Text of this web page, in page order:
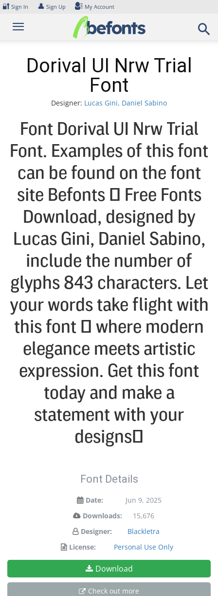
Skip
content
🔐 Sign In 👤 Sign Up My Account
Dorival UI Nrw Trial
Font
Designer: Lucas Gini, Daniel Sabino
Font Dorival UI Nrw Trial
Font. Examples of this font
can be found on the font
site Befonts – Free Fonts
Download, designed by
Lucas Gini, Daniel Sabino,
include the number of
glyphs 843 characters. Let
your words take flight with
this font — where modern
elegance meets artistic
expression. Get this font
today and make a
statement with your
designs!
Font Details
Date:
Jun 9, 2025
Downloads:
15,676
Designer:
Blackletra
License:
Personal Use Only
Download
Check out more